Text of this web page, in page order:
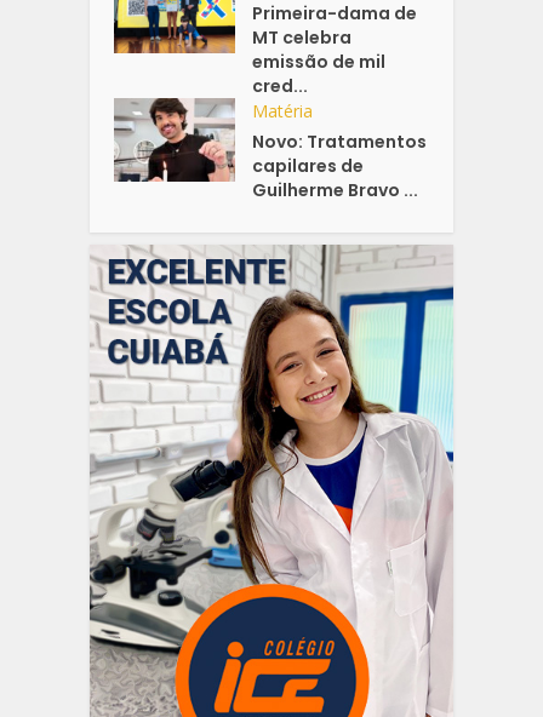
Primeira-dama de
MT celebra
emissão de mil
cred...
Matéria
Novo: Tratamentos
capilares de
Guilherme Bravo ...